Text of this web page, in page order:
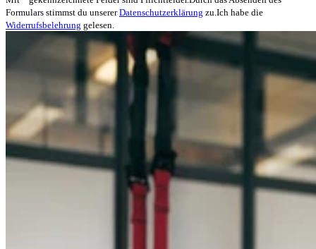
Formulars stimmst du unserer Datenschutzerklärung zu. Ich habe die
Widerrufsbelehrung gelesen.